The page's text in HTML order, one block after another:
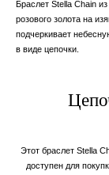
Браслет Stella Chain
розового золота на
подчеркивает
в виде цепочки.
Этот браслет Stella
доступен для